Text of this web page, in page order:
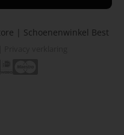
| Schoenenwinkel Best